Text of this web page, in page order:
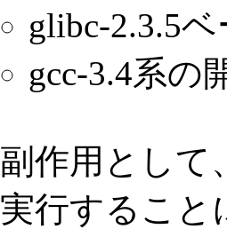
glibc-2.3.5
gcc-3.4系の
副作用として
実行すること